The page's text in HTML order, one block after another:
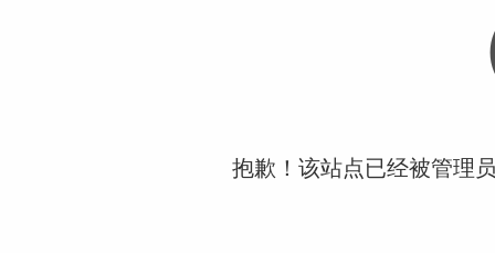
抱歉！该站点已经被管理